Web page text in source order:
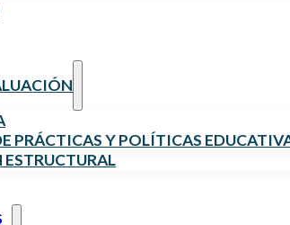
PRÁCTICAS Y POLÍTICAS